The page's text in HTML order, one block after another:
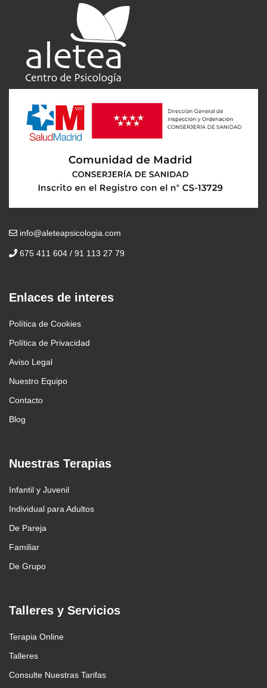
info@aleteapsicologia.com
675 411 604 / 91 113 27 79
Enlaces de interes
Política de Cookies
Política de Privacidad
Aviso Legal
Nuestro Equipo
Contacto
Blog
Nuestras Terapias
Infantil y Juvenil
Individual para Adultos
De Pareja
Familiar
De Grupo
Talleres y Servicios
Terapia Online
Talleres
Consulte Nuestras Tarifas